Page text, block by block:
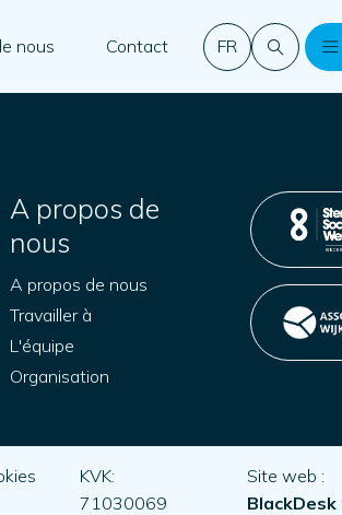
nous Contact FR
A propos de
nous
A propos de nous
Travailler à
L'équipe
Organisation
KVK:
71030069
Site web :
BlackDesk